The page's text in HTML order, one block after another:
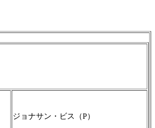
ジョナサン・ビス（P）